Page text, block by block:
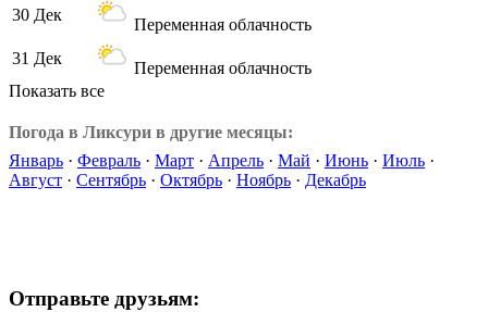
30 Дек
Переменная облачность
31 Дек
Переменная облачность
Показать все
Погода в Ликсури в другие месяцы:
Январь · Февраль · Март · Апрель · Май · Июнь · Июль ·
Август · Сентябрь · Октябрь · Ноябрь · Декабрь
Отправьте друзьям: